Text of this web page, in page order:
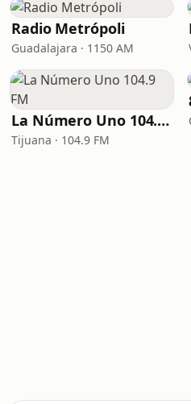
Radio Metrópoli
Guadalajara · 1150 AM
La Número Uno 104.9 FM
Tijuana · 104.9 FM